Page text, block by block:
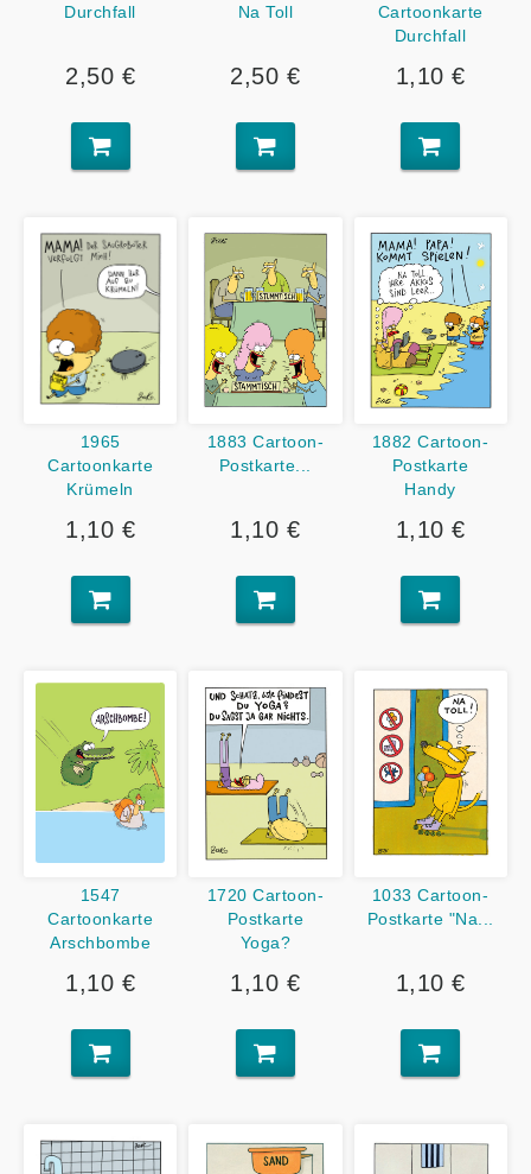
Durchfall
2,50 €
Na Toll
2,50 €
Cartoonkarte
Durchfall
1,10 €
1965
Cartoonkarte
Krümeln
1,10 €
1883 Cartoon-
Postkarte...
1,10 €
1882 Cartoon-
Postkarte
Handy
1,10 €
1547
Cartoonkarte
Arschbombe
1,10 €
1720 Cartoon-
Postkarte
Yoga?
1,10 €
1033 Cartoon-
Postkarte "Na...
1,10 €